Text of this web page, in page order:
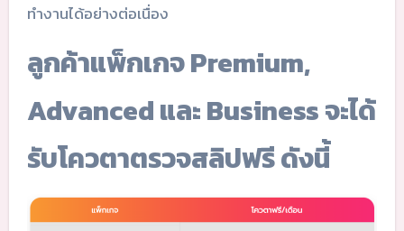
ทำงานได้อย่างต่อเนื่อง
ลูกค้าแพ็กเกจ Premium,
Advanced และ Business จะได้
รับโควตาตรวจสลิปฟรี ดังนี้